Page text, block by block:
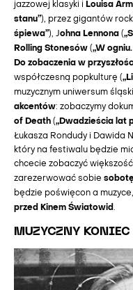
jazzowej klasyki i Louisa
stanu”), przez gigantów
śpiewa”), Johna Lennona (
Rolling Stonesów („W
Do zobaczenia w
współczesną popkulturę (
muzycznym uniwersum
akcentów: zobaczymy
of Death („Dwadzieścia lat
Łukasza Rondudy i Dawida
który na festiwalu będzie
chcecie zobaczyć
zarezerwować sobie
będzie poświęcon a
przed Kinem Światowid.
MUZYCZNY